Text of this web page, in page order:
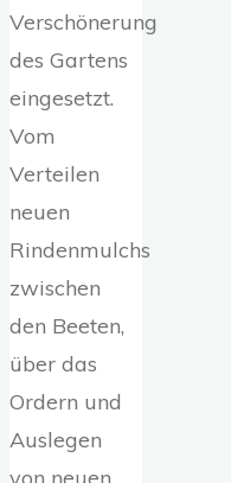
Verschönerung
des Gartens
eingesetzt.
Vom
Verteilen
neuen
Rindenmulchs
zwischen
den Beeten,
über das
Ordern und
Auslegen